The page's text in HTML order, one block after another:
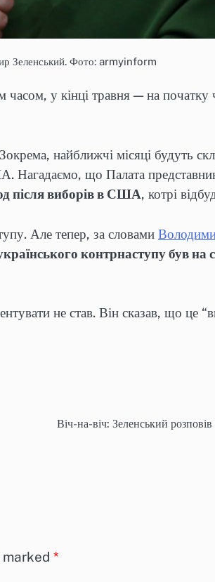
Зеленський. Фото: armyinform
у кінці травня — на початку
найближчі місяці будуть
Нагадаємо, що Палата
після виборів в США, котрі
Але тепер, за словами
контрнаступу був на
не став. Він сказав, що це
Віч-на-віч: Зеленський
*